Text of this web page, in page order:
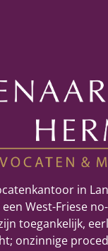
in
West-Friese
toegankelijk,
onzinnige